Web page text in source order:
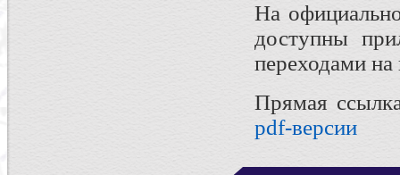
На
доступны
переходами
Прямая
pdf-версии